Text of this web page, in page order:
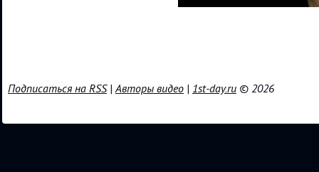
Подписаться на RSS|Авторы видео | 1st-day.ru © 2026